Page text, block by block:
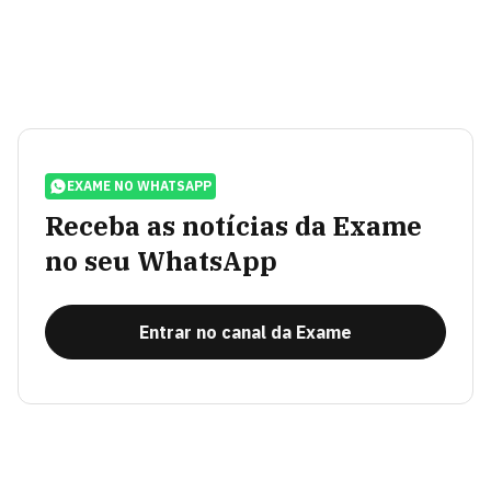
EXAME NO WHATSAPP
Receba as notícias da Exame
no seu WhatsApp
Entrar no canal da Exame